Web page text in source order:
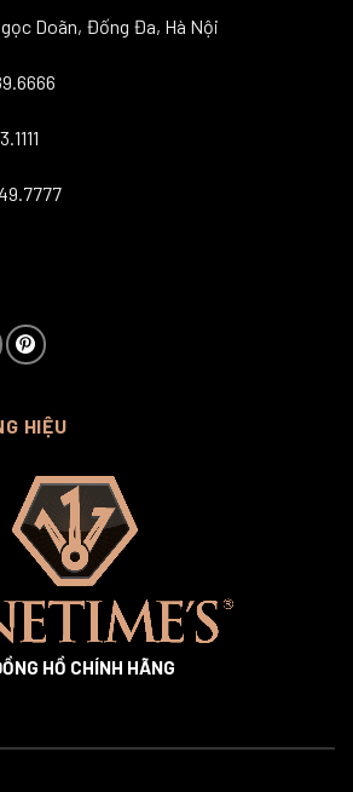
Doãn, Đống Đa, Hà Nội
HIỆU
HỒ CHÍNH HÃNG